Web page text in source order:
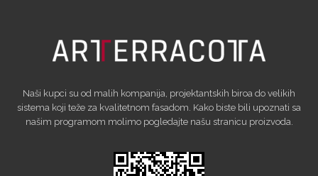
Naši kupci su od malih kompanija, projektantskih biroa do velikih
sistema koji teže za kvalitetnom fasadom. Kako biste bili upoznati sa
našim programom molimo pogledajte našu stranicu proizvoda.